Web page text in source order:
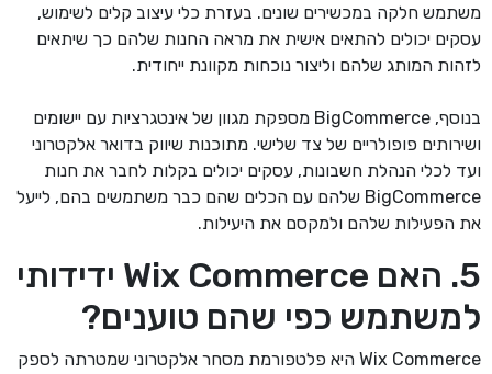
משתמש חלקה במכשירים שונים. בעזרת כלי עיצוב קלים לשימוש,
עסקים יכולים להתאים אישית את מראה החנות שלהם כך שיתאים
לזהות המותג שלהם וליצור נוכחות מקוונת ייחודית.
בנוסף, BigCommerce מספקת מגוון של אינטגרציות עם יישומים
ושירותים פופולריים של צד שלישי. מתוכנות שיווק בדואר אלקטרוני
ועד לכלי הנהלת חשבונות, עסקים יכולים בקלות לחבר את חנות
BigCommerce שלהם עם הכלים שהם כבר משתמשים בהם, לייעל
את הפעילות שלהם ולמקסם את היעילות.
5. האם Wix Commerce ידידותי
למשתמש כפי שהם טוענים?
Wix Commerce היא פלטפורמת מסחר אלקטרוני שמטרתה לספק